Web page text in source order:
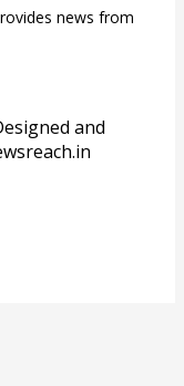
news from
and